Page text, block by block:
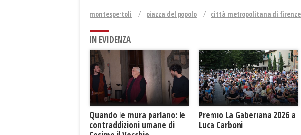
montespertoli piazza del popolo città metropolitana di firenze
IN EVIDENZA
​Quando le mura parlano: le
contraddizioni umane di
Premio La Gaberiana 2026 a
Luca Carboni